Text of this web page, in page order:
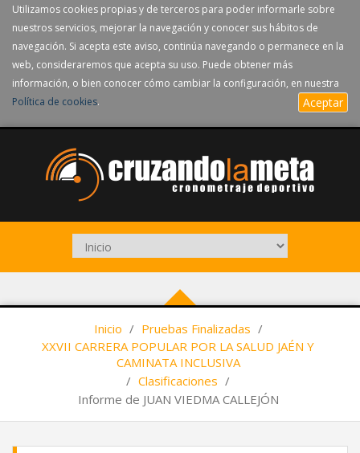
Utilizamos cookies propias y de terceros para poder informarle sobre
nuestros servicios, mejorar la navegación y conocer sus hábitos de
navegación. Si acepta este aviso, continúa navegando o permanece en la
web, consideraremos que acepta su uso. Puede obtener más
información, o bien conocer cómo cambiar la configuración, en nuestra
Política de cookies. Aceptar
Inicio / Pruebas Finalizadas /
XXVII CARRERA POPULAR POR LA SALUD JAÉN Y
CAMINATA INCLUSIVA
/ Clasificaciones /
Informe de JUAN VIEDMA CALLEJÓN